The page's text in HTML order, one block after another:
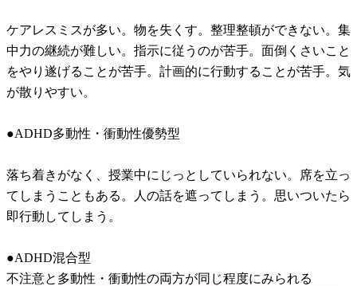
ケアレスミスが多い。物を失くす。整理整頓ができない。集
中力の継続が難しい。指示に従うのが苦手。面倒くさいこと
をやり遂げることが苦手。計画的に行動することが苦手。気
が散りやすい。
●ADHD多動性・衝動性優勢型
落ち着きがなく、授業中にじっとしていられない。席を立っ
てしまうこともある。人の話を遮ってしまう。思いついたら
即行動してしまう。
●ADHD混合型
不注意と多動性・衝動性の両方が同じ程度にみられる